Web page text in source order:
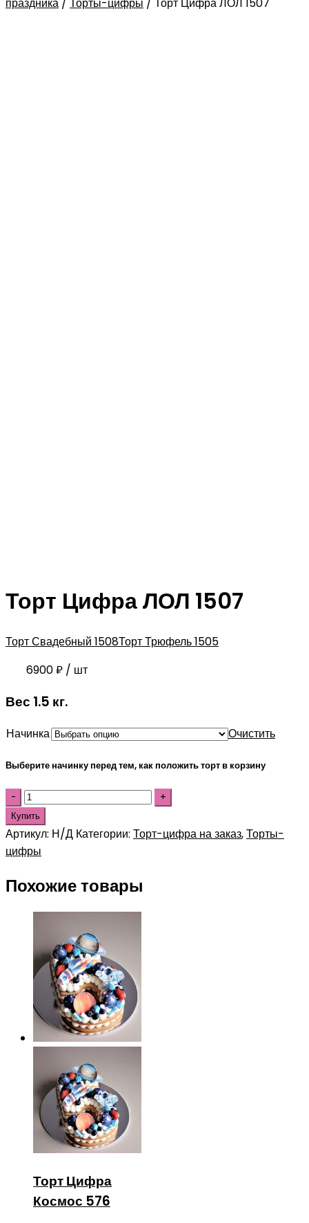
Торт Цифра ЛОЛ 1507
Торт Свадебный 1508Торт Трюфель 1505
6900₽ / шт
Вес 1.5 кг.
Начинка Очистить
Выберите начинку перед тем, как положить торт в корзину
Купить
Артикул: Н/Д Категории: Торт-цифра на заказ,Торты-
цифры
Похожие товары
Торт Цифра
Космос 576